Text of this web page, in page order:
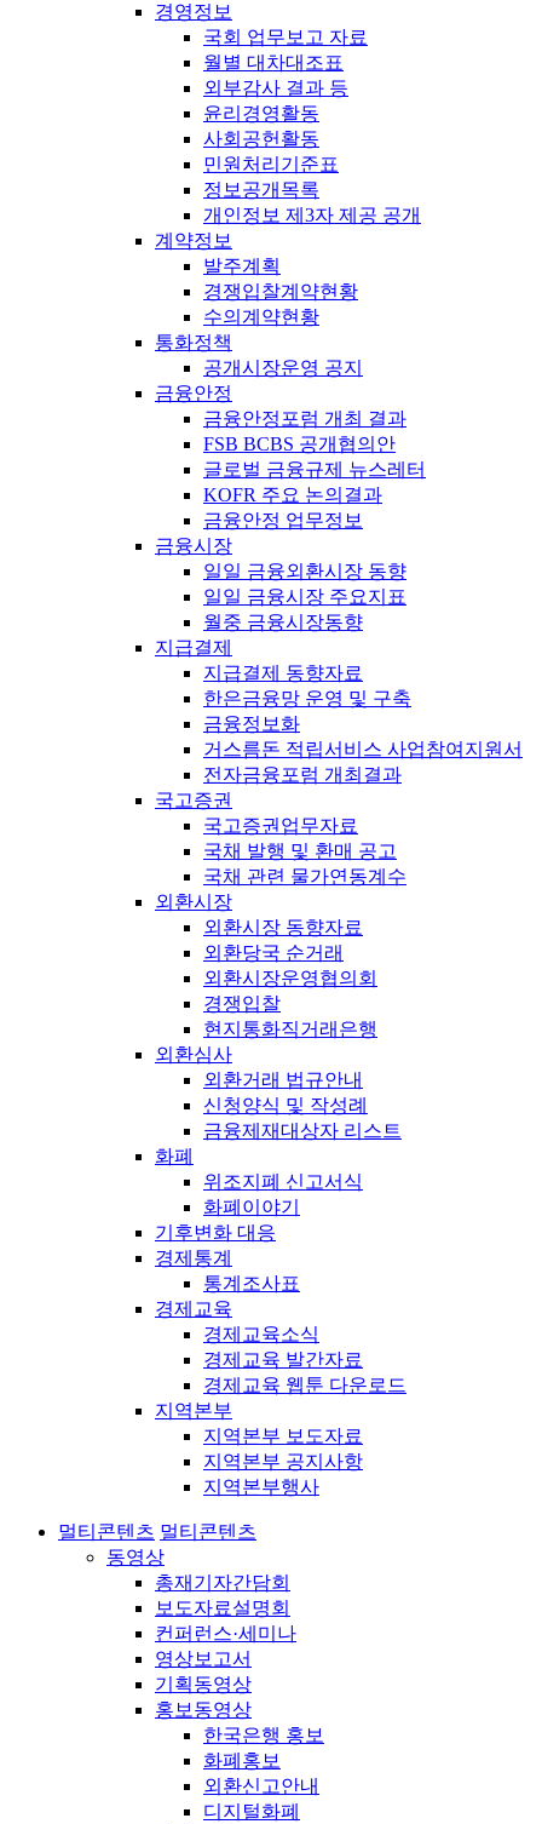
경영정보
국회 업무보고 자료
월별 대차대조표
외부감사 결과 등
윤리경영활동
사회공헌활동
민원처리기준표
정보공개목록
개인정보 제3자 제공 공개
계약정보
발주계획
경쟁입찰계약현황
수의계약현황
통화정책
공개시장운영 공지
금융안정
금융안정포럼 개최 결과
FSB BCBS 공개협의안
글로벌 금융규제 뉴스레터
KOFR 주요 논의결과
금융안정 업무정보
금융시장
일일 금융외환시장 동향
일일 금융시장 주요지표
월중 금융시장동향
지급결제
지급결제 동향자료
한은금융망 운영 및 구축
금융정보화
거스름돈 적립서비스 사업참여지원서
전자금융포럼 개최결과
국고증권
국고증권업무자료
국채 발행 및 환매 공고
국채 관련 물가연동계수
외환시장
외환시장 동향자료
외환당국 순거래
외환시장운영협의회
경쟁입찰
현지통화직거래은행
외환심사
외환거래 법규안내
신청양식 및 작성례
금융제재대상자 리스트
화폐
위조지폐 신고서식
화폐이야기
기후변화 대응
경제통계
통계조사표
경제교육
경제교육소식
경제교육 발간자료
경제교육 웹툰 다운로드
지역본부
지역본부 보도자료
지역본부 공지사항
지역본부행사
멀티콘텐츠 멀티콘텐츠
동영상
총재기자간담회
보도자료설명회
컨퍼런스·세미나
영상보고서
기획동영상
홍보동영상
한국은행 홍보
화폐홍보
외환신고안내
디지털화폐